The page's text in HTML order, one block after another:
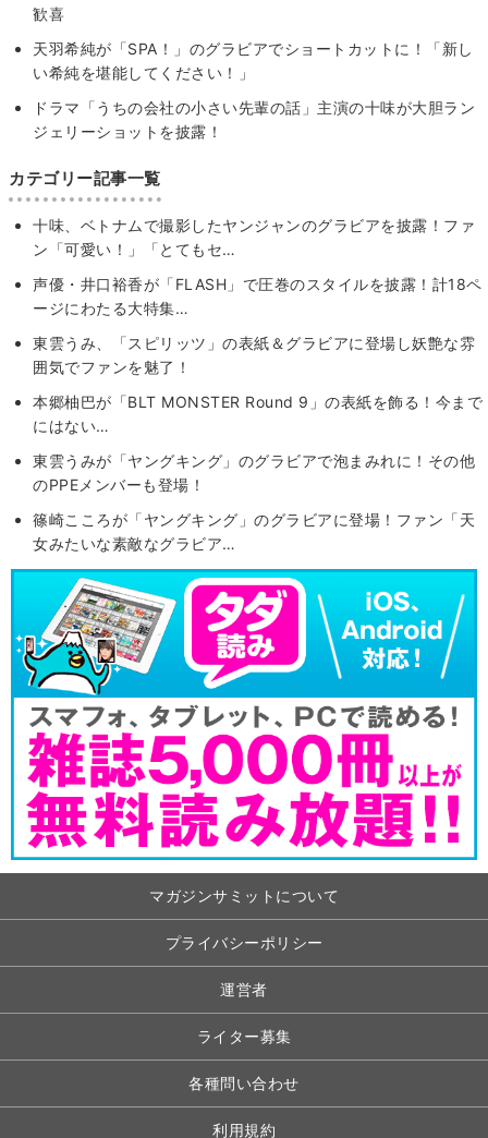
歓喜
天羽希純が「SPA！」のグラビアでショートカットに！「新し
い希純を堪能してください！」
ドラマ「うちの会社の小さい先輩の話」主演の十味が大胆ラン
ジェリーショットを披露！
カテゴリー記事一覧
十味、ベトナムで撮影したヤンジャンのグラビアを披露！ファ
ン「可愛い！」「とてもセ…
声優・井口裕香が「FLASH」で圧巻のスタイルを披露！計18ペ
ージにわたる大特集…
東雲うみ、「スピリッツ」の表紙＆グラビアに登場し妖艶な雰
囲気でファンを魅了！
本郷柚巴が「BLT MONSTER Round 9」の表紙を飾る！今まで
にはない…
東雲うみが「ヤングキング」のグラビアで泡まみれに！その他
のPPEメンバーも登場！
篠崎こころが「ヤングキング」のグラビアに登場！ファン「天
女みたいな素敵なグラビア…
マガジンサミットについて
プライバシーポリシー
運営者
ライター募集
各種問い合わせ
利用規約